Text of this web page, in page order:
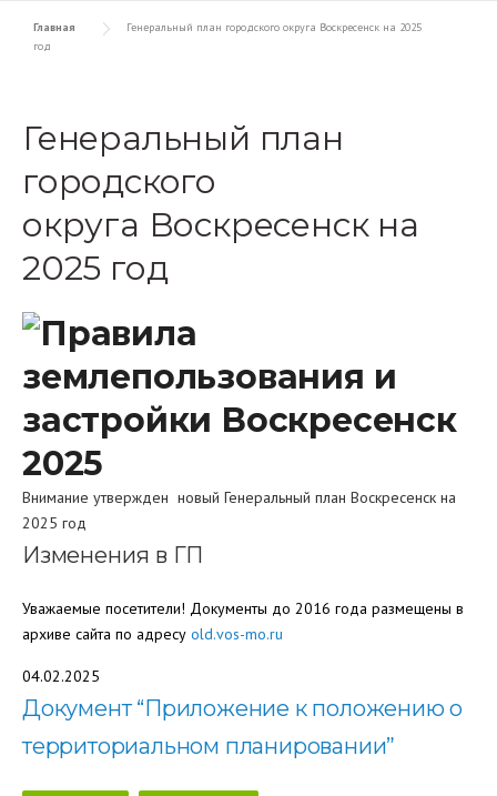
Главная
Генеральный план городского округа Воскресенск на 2025
год
Генеральный план
городского
округа Воскресенск на
2025 год
Внимание утвержден новый Генеральный план Воскресенск на
2025 год
Изменения в ГП
Уважаемые посетители! Документы до 2016 года размещены в
архиве сайта по адресу old.vos-mo.ru
04.02.2025
Документ “Приложение к положению о
территориальном планировании”